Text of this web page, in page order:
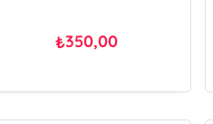
₺350,00